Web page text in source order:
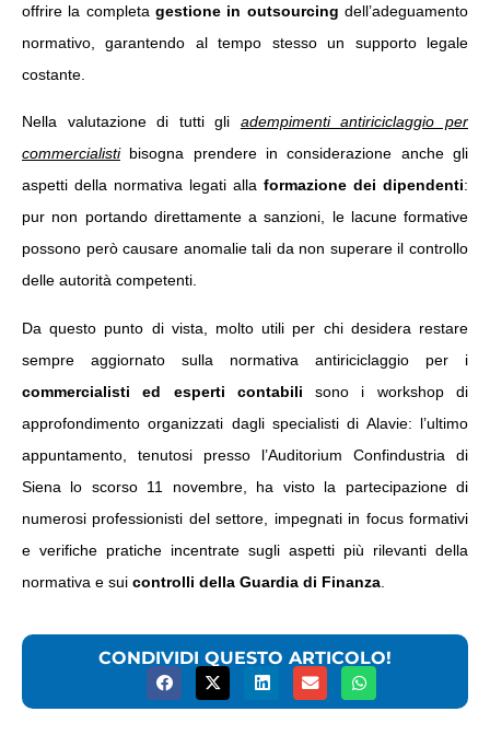
offrire la completa gestione in outsourcing dell’adeguamento
normativo, garantendo al tempo stesso un supporto legale
costante.
Nella valutazione di tutti gli adempimenti antiriciclaggio per
commercialistibisogna prendere in considerazione anche gli
aspetti della normativa legati alla formazione dei dipendenti:
pur non portando direttamente a sanzioni, le lacune formative
possono però causare anomalie tali da non superare il controllo
delle autorità competenti.
Da questo punto di vista, molto utili per chi desidera restare
sempre aggiornato sulla normativa antiriciclaggio per i
commercialisti ed esperti contabili sono i workshop di
approfondimento organizzati dagli specialisti di Alavie: l’ultimo
appuntamento, tenutosi presso l’Auditorium Confindustria di
Siena lo scorso 11 novembre, ha visto la partecipazione di
numerosi professionisti del settore, impegnati in focus formativi
e verifiche pratiche incentrate sugli aspetti più rilevanti della
normativa e sui controlli della Guardia di Finanza
CONDIVIDI QUESTO ARTICOLO!